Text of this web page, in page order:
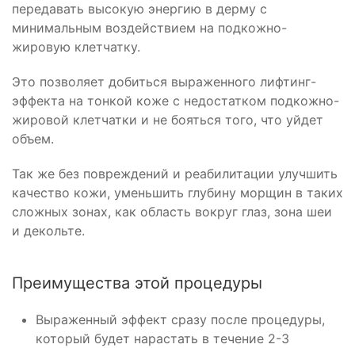
передавать высокую энергию в дерму с
минимальным воздействием на подкожно-
жировую клетчатку.
Это позволяет добиться выраженного лифтинг-
эффекта на тонкой коже с недостатком подкожно-
жировой клетчатки и не бояться того, что уйдет
объем.
Так же без повреждений и реабилитации улучшить
качество кожи, уменьшить глубину морщин в таких
сложных зонах, как область вокруг глаз, зона шеи
и декольте.
Преимущества этой процедуры
Выраженный эффект сразу после процедуры,
который будет нарастать в течение 2-3